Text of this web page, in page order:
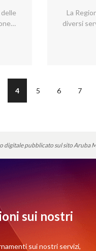
la
tutte
La
diversi
utili per
4 5 6 7
digitale pubblicato sul sito Aruba
sui nostri
sui nostri servizi,